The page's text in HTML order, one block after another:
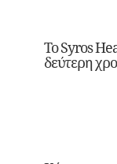
Το Syros
δεύτερη